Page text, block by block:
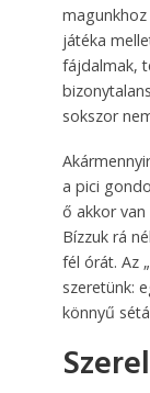
játéka
fájdalmak,
sokszor
a pici
ő akkor
Bízzuk rá
fél órát. Az
szeretünk:
könnyű